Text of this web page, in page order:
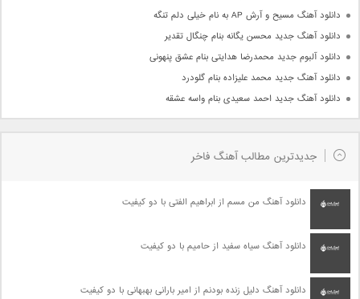
دانلود آهنگ مسیح و آرش AP به نام خیلی دلم تنگه
دانلود آهنگ جدید محسن یگانه بنام چنگال تقدیر
دانلود آلبوم جدید محمدرضا هدایتی بنام عشق پنهونی
دانلود آهنگ جدید محمد علیزاده بنام گلودرد
دانلود آهنگ جدید احمد سعیدی بنام واسه عشقه
جدیدترین مطالب آهنگ فاخر
دانلود آهنگ من مسم از ابراهیم الفتی با دو کیفیت
دانلود آهنگ سیاه سفید از حامیم با دو کیفیت
دانلود آهنگ دلیل زنده بودنم از امیر بارانی بهبهانی با دو کیفیت